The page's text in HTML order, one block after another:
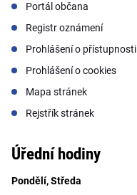
Portál občana
Registr oznámení
Prohlášení o přístupnosti
Prohlášení o cookies
Mapa stránek
Rejstřík stránek
Úřední hodiny
Pondělí, Středa